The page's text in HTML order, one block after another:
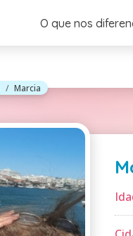
O que nos
Marcia